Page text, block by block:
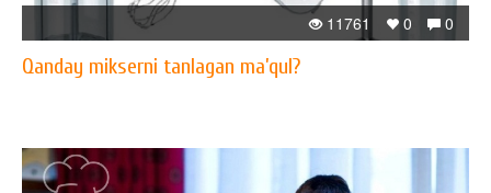
0
0
11761
Qanday mikserni tanlagan ma’qul?